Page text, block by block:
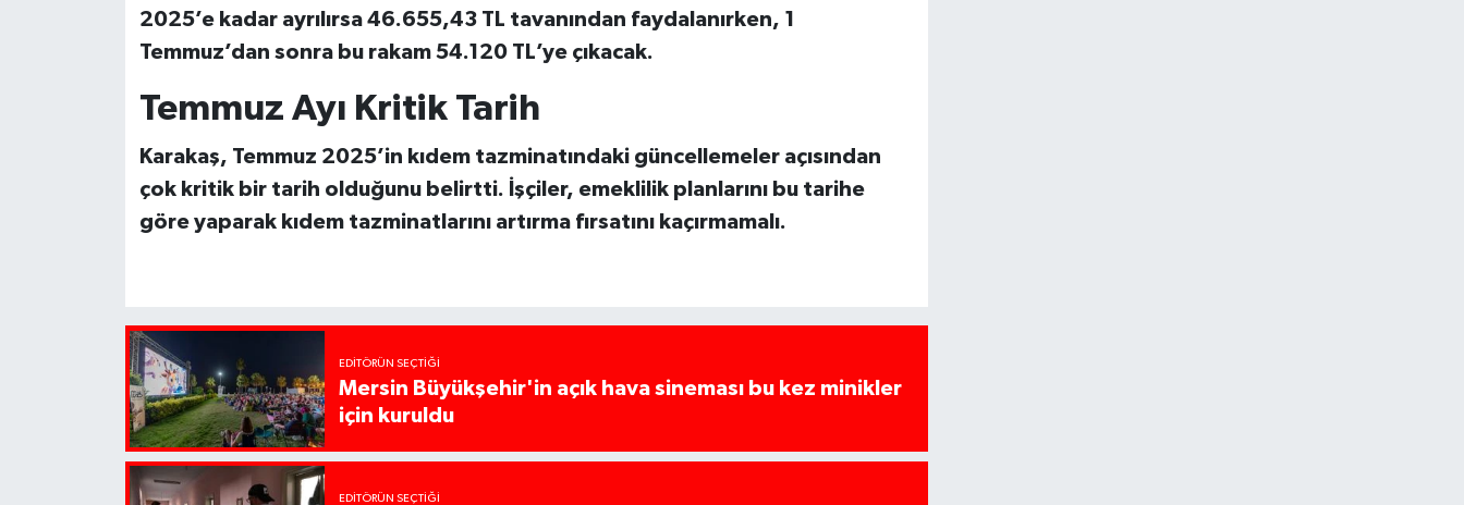
2025’e kadar ayrılırsa 46.655,43 TL tavanından faydalanırken, 1
Temmuz’dan sonra bu rakam 54.120 TL’ye çıkacak.
Temmuz Ayı Kritik Tarih
Karakaş, Temmuz 2025’in kıdem tazminatındaki güncellemeler açısından
çok kritik bir tarih olduğunu belirtti. İşçiler, emeklilik planlarını bu tarihe
göre yaparak kıdem tazminatlarını artırma fırsatını kaçırmamalı.
EDITÖRÜN SEÇTIĞI
Mersin Büyükşehir'in açık hava sineması bu kez minikler
için kuruldu
EDITÖRÜN SEÇTIĞI